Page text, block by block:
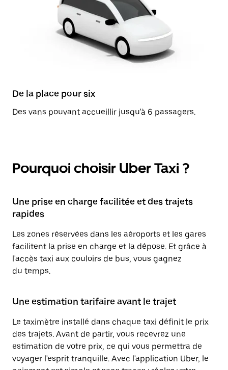
De la place pour six
Des vans pouvant accueillir jusqu'à 6 passagers.
Pourquoi choisir Uber Taxi ?
Une prise en charge facilitée et des trajets
rapides
Les zones réservées dans les aéroports et les gares
facilitent la prise en charge et la dépose. Et grâce à
l'accès taxi aux couloirs de bus, vous gagnez
du temps.
Une estimation tarifaire avant le trajet
Le taximètre installé dans chaque taxi définit le prix
des trajets. Avant de partir, vous recevrez une
estimation de votre prix, ce qui vous permettra de
voyager l'esprit tranquille. Avec l'application Uber, le